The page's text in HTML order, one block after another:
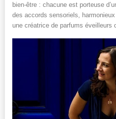
bien-être : chacune est porteuse
des accords sensoriels,
une créatrice de parfums éveilleurs